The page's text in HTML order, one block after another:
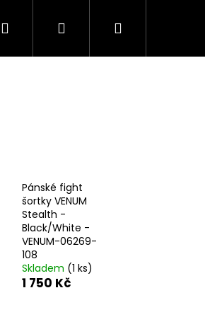
Kontakty Značky
Hledat PřihlášeníNákupní
Pánské fight
šortky VENUM
Stealth -
Black/White -
VENUM-06269-
108
Skladem (1 ks)
1 750 KčNásledující